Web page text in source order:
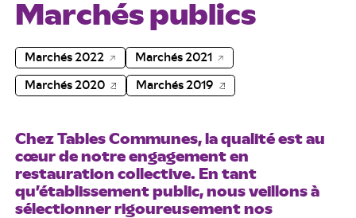
Marchés publics
Marchés 2022 Marchés 2021
Marchés 2020 Marchés 2019
Chez Tables Communes, la qualité est au
cœur de notre engagement en
restauration collective. En tant
qu’établissement public, nous veillons à
sélectionner rigoureusement nos